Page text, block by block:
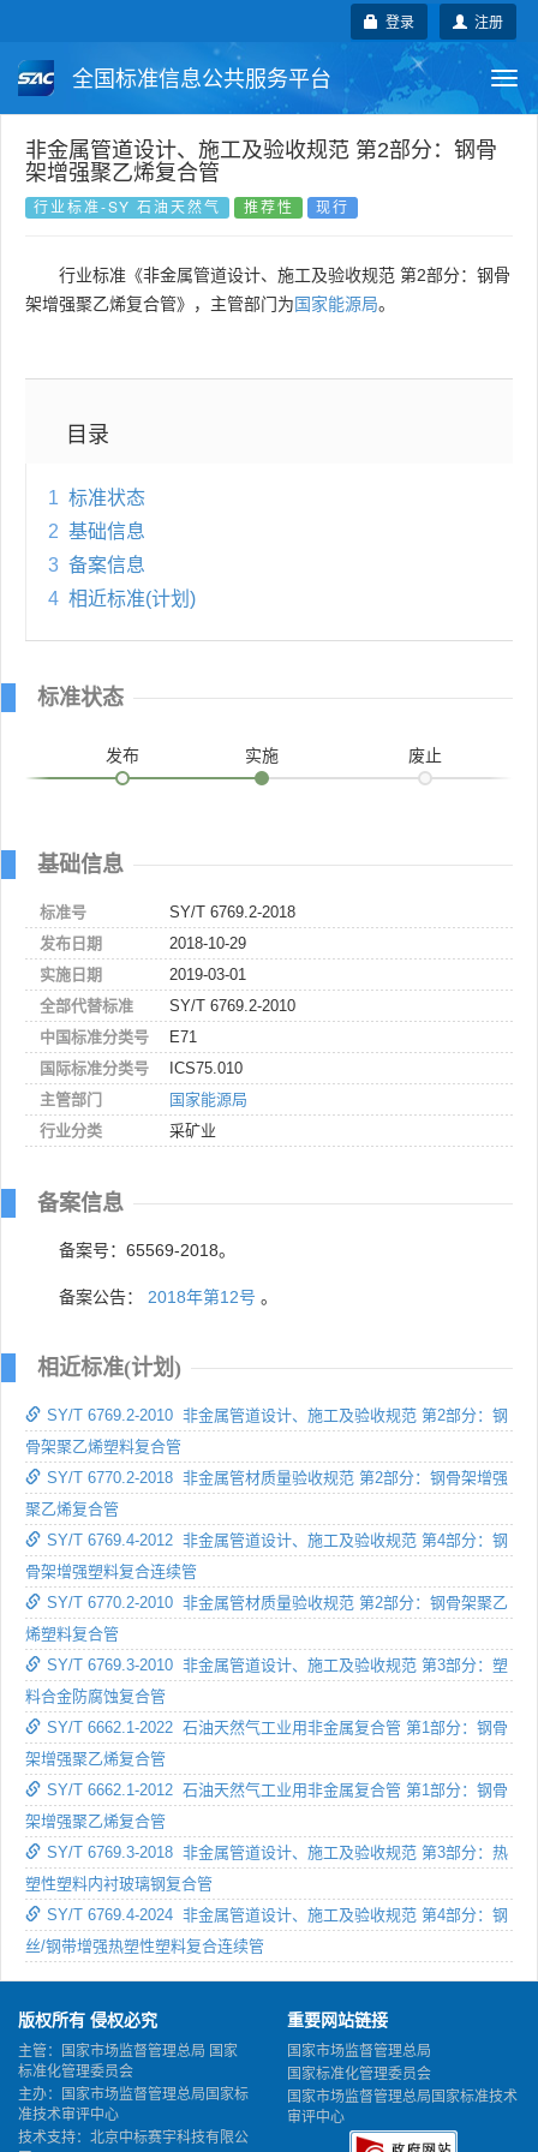
注册
登录
全国标准信息公共服务平台
国家标准 行业标准 地方标准
团体标准 企业标准
国外标准 技术委员会
非金属管道设计、施工及验收规范 第2部分：钢骨
架增强聚乙烯复合管
行业标准-SY 石油天然气 推荐性 现行
行业标准《非金属管道设计、施工及验收规范 第2部分：钢骨
架增强聚乙烯复合管》，主管部门为国家能源局。
目录
1 标准状态
2 基础信息
3 备案信息
4 相近标准(计划)
标准状态
发布 实施 废止
基础信息
标准号
SY/T 6769.2-2018
发布日期
2018-10-29
实施日期
2019-03-01
全部代替标准
SY/T 6769.2-2010
中国标准分类号
E71
国际标准分类号
ICS75.010
主管部门
国家能源局
行业分类
采矿业
备案信息
备案号：65569-2018。
备案公告： 2018年第12号 。
相近标准(计划)
SY/T 6769.2-2010 非金属管道设计、施工及验收规范 第2部分：钢
骨架聚乙烯塑料复合管
SY/T 6770.2-2018 非金属管材质量验收规范 第2部分：钢骨架增强
聚乙烯复合管
SY/T 6769.4-2012 非金属管道设计、施工及验收规范 第4部分：钢
骨架增强塑料复合连续管
SY/T 6770.2-2010 非金属管材质量验收规范 第2部分：钢骨架聚乙
烯塑料复合管
SY/T 6769.3-2010 非金属管道设计、施工及验收规范 第3部分：塑
料合金防腐蚀复合管
SY/T 6662.1-2022 石油天然气工业用非金属复合管 第1部分：钢骨
架增强聚乙烯复合管
SY/T 6662.1-2012 石油天然气工业用非金属复合管 第1部分：钢骨
架增强聚乙烯复合管
SY/T 6769.3-2018 非金属管道设计、施工及验收规范 第3部分：热
塑性塑料内衬玻璃钢复合管
SY/T 6769.4-2024 非金属管道设计、施工及验收规范 第4部分：钢
丝/钢带增强热塑性塑料复合连续管
版权所有 侵权必究
主管：国家市场监督管理总局 国家
标准化管理委员会
主办：国家市场监督管理总局国家标
准技术审评中心
技术支持：北京中标赛宇科技有限公
重要网站链接
国家市场监督管理总局
国家标准化管理委员会
国家市场监督管理总局国家标准技术
审评中心